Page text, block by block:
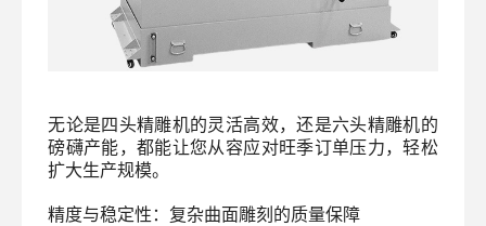
无论是四头精雕机的灵活高效，还是六头精雕机的
磅礴产能，都能让您从容应对旺季订单压力，轻松
扩大生产规模。
精度与稳定性：复杂曲面雕刻的质量保障